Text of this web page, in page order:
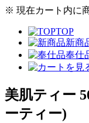
※ 現在カート内に
TOP
新商
奉仕
美肌ティー
ーティー)